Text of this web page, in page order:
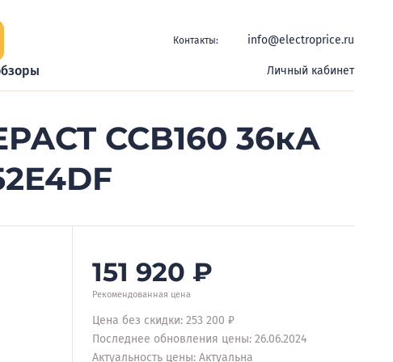
Контакты: info@electroprice.ru
Личный кабинет
CCB160 36кА
151 920 ₽
Рекомендованная цена
Цена без скидки: 253 200 ₽
Последнее обновления цены: 26.06.2024
Актуальность цены: Актуальна